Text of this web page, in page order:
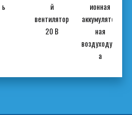
ь
й
вентилятор
20 В
ионная
аккумулятор
ная
воздуходувк
а